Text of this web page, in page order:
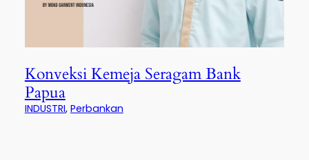
Konveksi Kemeja Seragam Bank
Papua
INDUSTRI, Perbankan